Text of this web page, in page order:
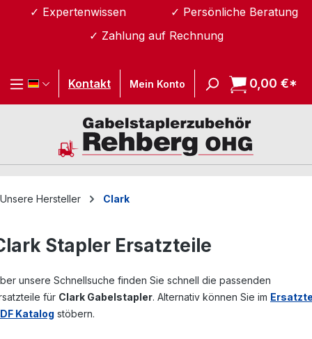
Zum Hauptinhalt springen
✓ Expertenwissen
✓ Persönliche Beratung
✓ Zahlung auf Rechnung
Kontakt Mein Konto 0,00 €*
Unsere Hersteller Clark
Stapler Ersatzteile
unsere Schnellsuche finden Sie schnell die passenden
für Clark Gabelstapler. Alternativ können Sie im
Katalog stöbern.